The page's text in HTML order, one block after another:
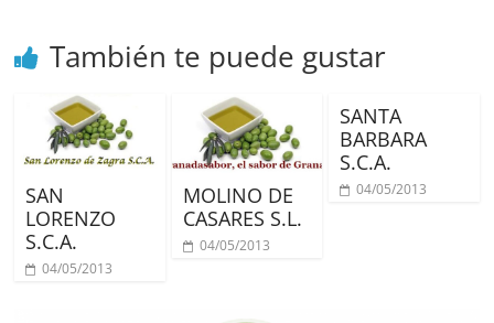
También te puede gustar
SAN
LORENZO
S.C.A.
04/05/2013
MOLINO DE
CASARES S.L.
04/05/2013
SANTA
BARBARA
S.C.A.
04/05/2013